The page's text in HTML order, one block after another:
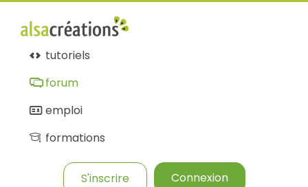
tutoriels
forum
emploi
formations
S'inscrire Connexion